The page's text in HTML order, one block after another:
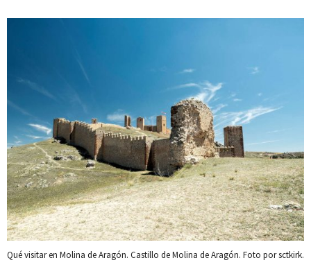
Qué visitar en Molina de Aragón. Castillo de Molina de Aragón. Foto por sctkirk.